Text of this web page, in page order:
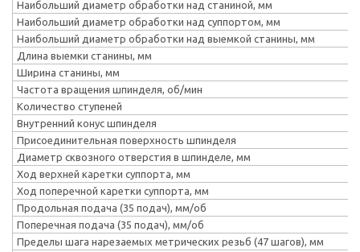
Наибольший диаметр обработки над станиной, мм
Наибольший диаметр обработки над суппортом, мм
Наибольший диаметр обработки над выемкой станины, мм
Длина выемки станины, мм
Ширина станины, мм
Частота вращения шпинделя, об/мин
Количество ступеней
Внутренний конус шпинделя
Присоединительная поверхность шпинделя
Диаметр сквозного отверстия в шпинделе, мм
Ход верхней каретки суппорта, мм
Ход поперечной каретки суппорта, мм
Продольная подача (35 подач), мм/об
Поперечная подача (35 подач), мм/об
Пределы шага нарезаемых метрических резьб (47 шагов), мм